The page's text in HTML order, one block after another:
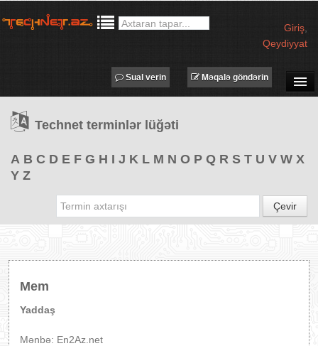
Giriş
Qeydiyyat
TƏDBİRLƏR
PROQRAMLAR
Məqalə göndərin
Sual verin
Technet terminlər lüğəti
A B C D E F G H I J K L M N O P Q R S T U V W X
Y Z
Çevir
Mem
Yaddaş
Mənbə: En2Az.net